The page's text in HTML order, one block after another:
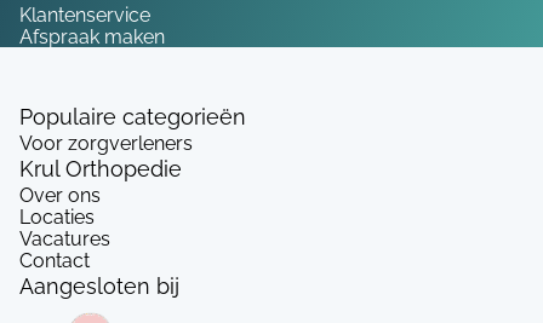
Klantenservice
Afspraak maken
Populaire categorieën
Voor zorgverleners
Krul Orthopedie
Over ons
Locaties
Vacatures
Contact
Aangesloten bij